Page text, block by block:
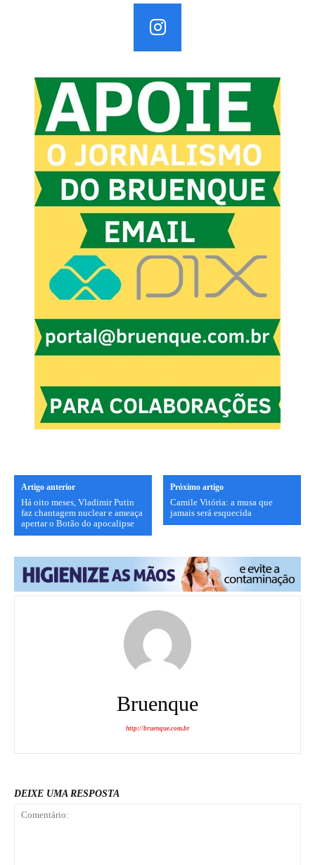
Artigo anterior
Há oito meses, Vladimir Putin
faz chantagem nuclear e ameaça
apertar o Botão do apocalipse
Próximo artigo
Camile Vitória: a musa que
jamais será esquecida
Bruenque
http://bruenque.com.br
DEIXE UMA RESPOSTA